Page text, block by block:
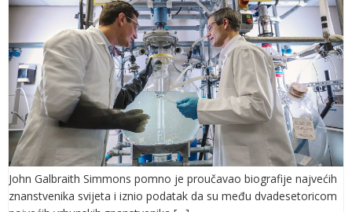
John Galbraith Simmons pomno je proučavao biografije najvećih
znanstvenika svijeta i iznio podatak da su među dvadesetoricom